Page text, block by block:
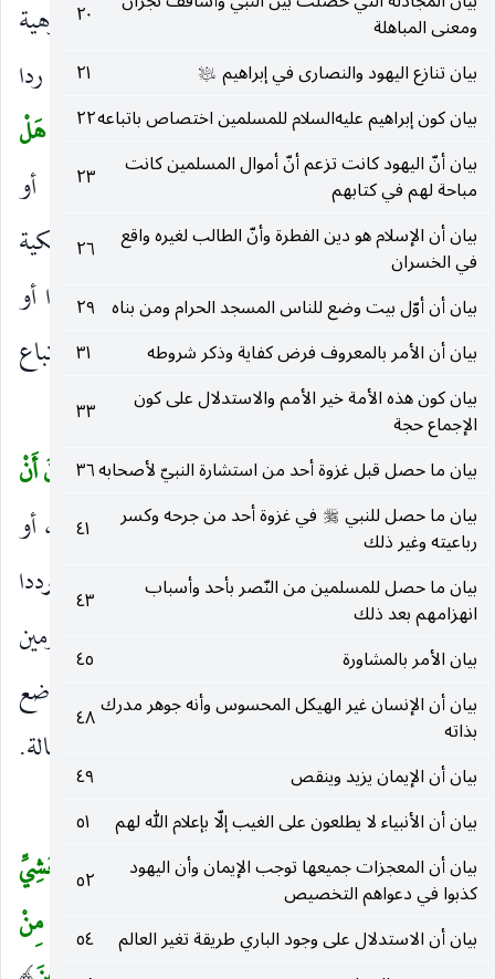
ومعنى المباهلة
٢٠
بيان تنازع اليهود والنصارى في إبراهيم عليه‌السلام
٢١
بيان كون إبراهيم عليه‌السلام للمسلمين اختصاص باتباعه٢٢
بيان أنّ اليهود كانت تزعم أنّ أموال المسلمين كانت
مباحة لهم في كتابهم
٢٣
بيان أن الإسلام هو دين الفطرة وأنّ الطالب لغيره واقع
في الخسران
٢٦
بيان أن أوّل بيت وضع للناس المسجد الحرام ومن بناه ٢٩
بيان أن الأمر بالمعروف فرض كفاية وذكر شروطه
٣١
بيان كون هذه الأمة خير الأمم والاستدلال على كون
الإجماع حجة
٣٣
بيان ما حصل قبل غزوة أحد من استشارة النبيّ لأصحابه٣٦
بيان ما حصل للنبي صلى‌الله‌عليه‌وسلم في غزوة أحد من جرحه وكسر
رباعيته وغير ذلك
٤١
بيان ما حصل للمسلمين من النّصر بأحد وأسباب
انهزامهم بعد ذلك
٤٣
بيان الأمر بالمشاورة
٤٥
بيان أن الإنسان غير الهيكل المحسوس وأنه جوهر مدرك
بذاته
٤٨
بيان أن الإيمان يزيد وينقص
٤٩
بيان أن الأنبياء لا يطلعون على الغيب إلّا بإعلام الله لهم
٥١
بيان أن المعجزات جميعها توجب الإيمان وأن اليهود
كذبوا في دعواهم التخصيص
٥٢
بيان أن الاستدلال على وجود الباري طريقة تغير العالم
٥٤
عليه.(إِنْ أَتَّبِعُ إِلَّا ما يُوحى إِلَيَ)تبرأ عن دعوى الألوهية
والملكية ، وادعى النبوة التي هي من كمالات البشر ردا
لاستبعادهم دعواه وجزمهم على فساد مدعاه.(
قُلْ هَلْ
يَسْتَوِي الْأَعْمى وَالْبَصِيرُ مثل للضال والمهتدي ، أو
الجاهل والعالم ، أو مدعي المستحيل كالألوهية والملكية
ومدعي المستقيم كالنبوة. أَفَلا تَتَفَكَّرُونَ)فتهتدوا أو
فتميزوا بين ادعاء الحق والباطل ، أو فتعلموا أن اتباع
الوحي مما لا محيص عنه.
(وَأَنْذِرْ بِهِ)الضمير لما يوحى إلي.(الَّذِينَ يَخافُونَ أَنْ
يُحْشَرُوا إِلى رَبِّهِمْ )هم المؤمنون المفرطون في العمل ، أو
المجوزون للحشر مؤمنا كان أو كافرا مقرا به أو مترددا
فيه ، فإن الإنذار ينجع فيهم دون الفارغين الجازمين
باستحالته. لَيْسَ لَهُمْ مِنْ دُونِهِ وَلِيٌّ وَلا شَفِيعٌ) في موضع
الحال من يحشروا فإن المخوّف هو الحشر على هذه الحالة.
لَعَلَّهُمْ يَتَّقُونَ لكي يتقوا.
(وَلا تَطْرُدِ الَّذِينَ يَدْعُونَ رَبَّهُمْ بِالْغَداةِ وَالْعَشِيِّ
يُرِيدُونَ وَجْهَهُ ما عَلَيْكَ مِنْ حِسابِهِمْ مِنْ شَيْءٍ وَما مِنْ